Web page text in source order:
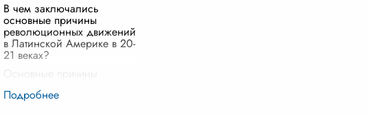
В чем заключались
основные причины
революционных движений
в Латинской Америке в 20-
21 веках?
Основные причины
Латинской Америке в XX и